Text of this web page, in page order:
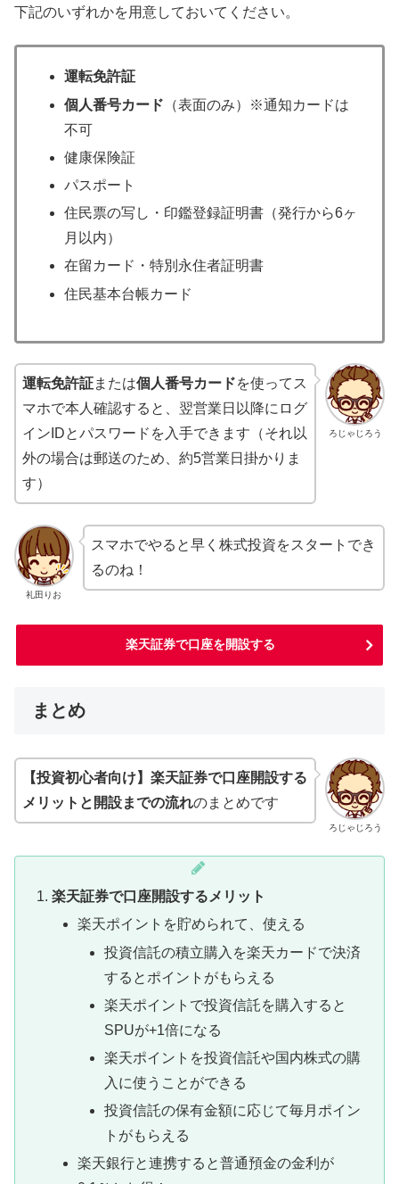
下記のいずれかを用意しておいてください。
運転免許証
個人番号カード （表面のみ）※通知カードは
不可
健康保険証
パスポート
住民票の写し・印鑑登録証明書（発行から6ヶ
月以内）
在留カード・特別永住者証明書
住民基本台帳カード
ろじゃじろう
運転免許証または個人番号カードを使ってス
マホで本人確認すると、翌営業日以降にログ
インIDとパスワードを入手できます（それ以
外の場合は郵送のため、約5営業日掛かりま
す）
礼田りお
スマホでやると早く株式投資をスタートでき
るのね！
楽天証券で口座を開設する
まとめ
ろじゃじろう
【投資初心者向け】楽天証券で口座開設する
メリットと開設までの流れのまとめです
楽天証券で口座開設するメリット
楽天ポイントを貯められて、使える
投資信託の積立購入を楽天カードで決済
するとポイントがもらえる
楽天ポイントで投資信託を購入すると
SPUが+1倍になる
楽天ポイントを投資信託や国内株式の購
入に使うことができる
投資信託の保有金額に応じて毎月ポイン
トがもらえる
楽天銀行と連携すると普通預金の金利が